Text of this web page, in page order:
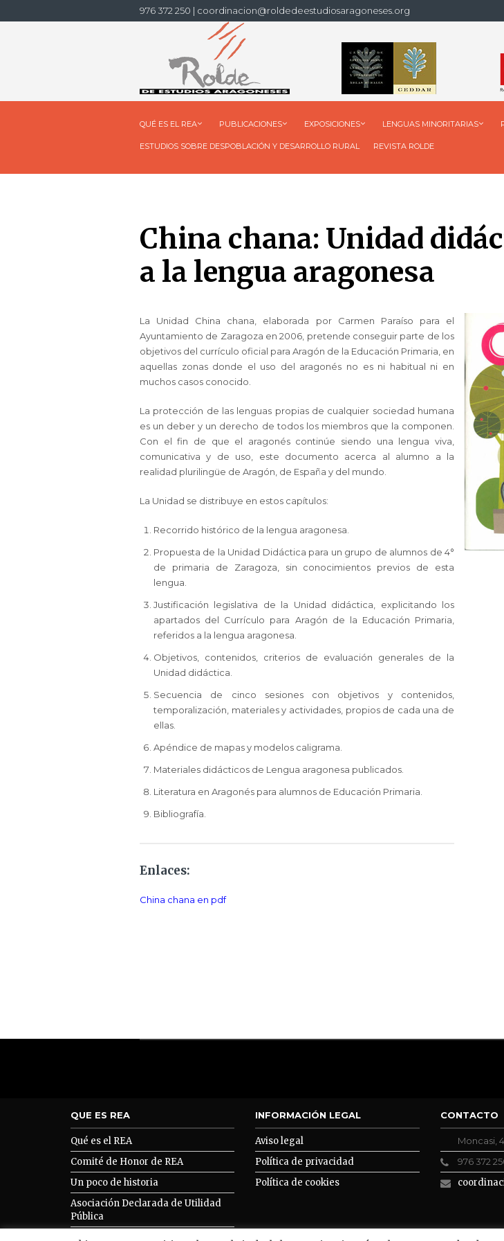
976 372 250 | coordinacion@roldedeestudiosaragoneses.org
QUÉ ES EL REA PUBLICACIONES EXPOSICIONES LENGUAS MINORITARIAS
ESTUDIOS SOBRE DESPOBLACIÓN Y DESARROLLO RURAL REVISTA ROLDE
China chana: Unidad
a la lengua aragonesa
La Unidad China chana, elaborada por Carmen Paraíso para el
Ayuntamiento de Zaragoza en 2006, pretende conseguir parte de los
objetivos del currículo oficial para Aragón de la Educación Primaria, en
aquellas zonas donde el uso del aragonés no es ni habitual ni en
muchos casos conocido.
La protección de las lenguas propias de cualquier sociedad humana
es un deber y un derecho de todos los miembros que la componen.
Con el fin de que el aragonés continúe siendo una lengua viva,
comunicativa y de uso, este documento acerca al alumno a la
realidad plurilingüe de Aragón, de España y del mundo.
La Unidad se distribuye en estos capítulos:
Recorrido histórico de la lengua aragonesa.
Propuesta de la Unidad Didáctica para un grupo de alumnos de 4°
de primaria de Zaragoza, sin conocimientos previos de esta
lengua.
Justificación legislativa de la Unidad didáctica, explicitando los
apartados del Currículo para Aragón de la Educación Primaria,
referidos a la lengua aragonesa.
Objetivos, contenidos, criterios de evaluación generales de la
Unidad didáctica.
Secuencia de cinco sesiones con objetivos y contenidos,
temporalización, materiales y actividades, propios de cada una de
ellas.
Apéndice de mapas y modelos caligrama.
Materiales didácticos de Lengua aragonesa publicados.
Literatura en Aragonés para alumnos de Educación Primaria.
Bibliografía.
Enlaces:
China chana en pdf
QUE ES REA
Qué es el REA
Comité de Honor de REA
Un poco de historia
Asociación Declarada de Utilidad
Pública
Asociarse a REA
INFORMACIÓN LEGAL
Aviso legal
Política de privacidad
Política de cookies
CONTACTO
Moncasi,
976 372